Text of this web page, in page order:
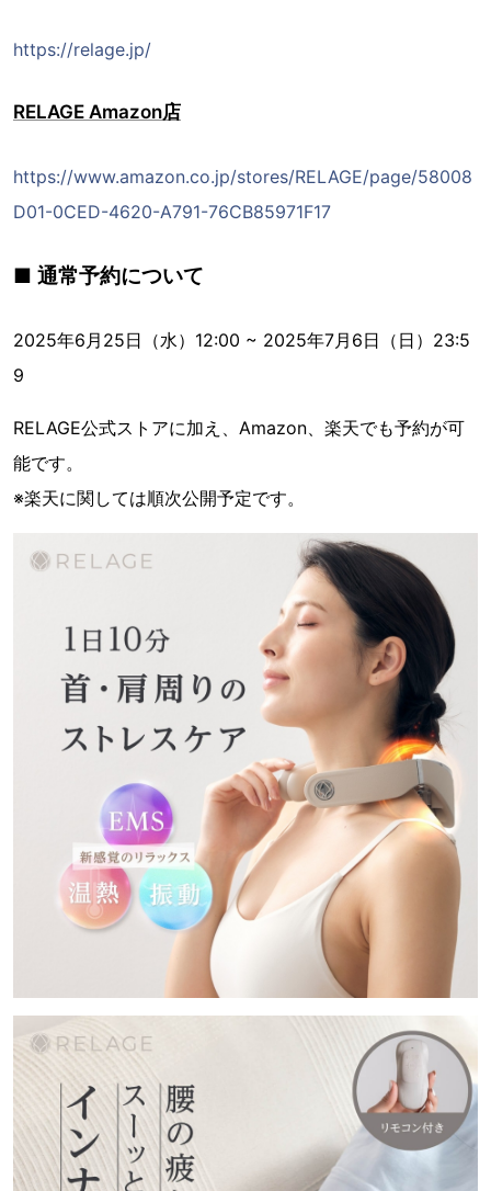
https://relage.jp/
RELAGE Amazon店
https://www.amazon.co.jp/stores/RELAGE/page/58008
D01-0CED-4620-A791-76CB85971F17
■ 通常予約について
2025年6月25日（水）12:00 ~ 2025年7月6日（日）23:5
9
RELAGE公式ストアに加え、Amazon、楽天でも予約が可
能です。
※楽天に関しては順次公開予定です。